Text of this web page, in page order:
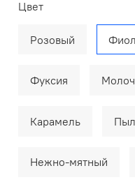
Цвет
Розовый
Фуксия
Карамель
Нежно-мятный